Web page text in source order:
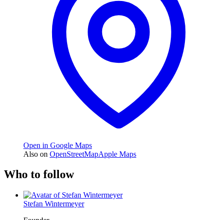
Open in Google Maps
Also on OpenStreetMapApple Maps
Who to follow
Stefan Wintermeyer